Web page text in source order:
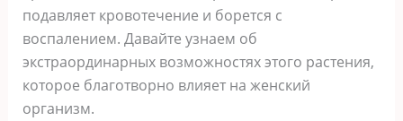
подавляет кровотечение и борется с
воспалением. Давайте узнаем об
экстраординарных возможностях этого растения,
которое благотворно влияет на женский
организм.